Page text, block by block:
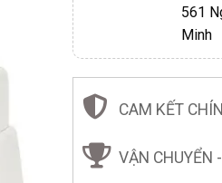
561
Minh
CAM KẾT
VẬN CHUYỂN